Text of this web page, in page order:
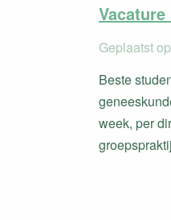
Geplaatst
Beste
week, per